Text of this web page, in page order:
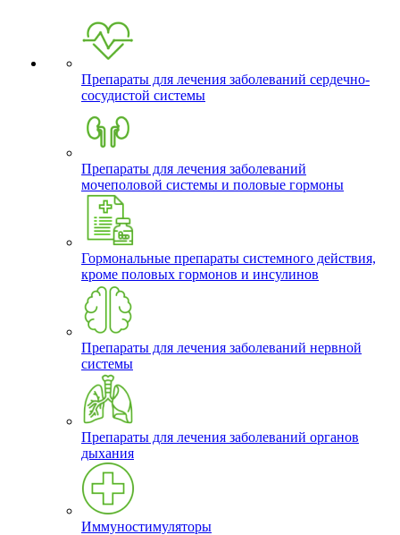
Препараты для лечения заболеваний сердечно-
сосудистой системы
Препараты для лечения заболеваний
мочеполовой системы и половые гормоны
Гормональные препараты системного действия,
кроме половых гормонов и инсулинов
Препараты для лечения заболеваний нервной
системы
Препараты для лечения заболеваний органов
дыхания
Иммуностимуляторы